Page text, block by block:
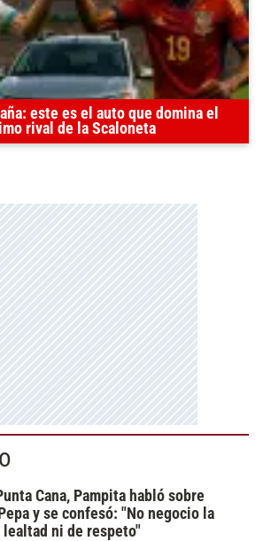
este es el auto que domina el
rival de la Scaloneta
Cana, Pampita habló sobre
y se confesó: "No negocio la
ni de respeto"